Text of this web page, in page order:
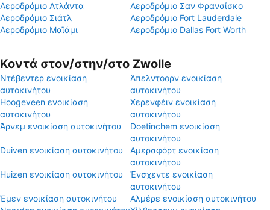
Αεροδρόμιο Ατλάντα
Αεροδρόμιο Σαν Φρανσίσκο
Αεροδρόμιο Σιάτλ
Αεροδρόμιο Fort Lauderdale
Αεροδρόμιο Μαϊάμι
Αεροδρόμιο Dallas Fort Worth
Κοντά στον/στην/στο Zwolle
Ντέβεντερ ενοικίαση
αυτοκινήτου
Άπελντοορν ενοικίαση
αυτοκινήτου
Hoogeveen ενοικίαση
αυτοκινήτου
Χερενφέιν ενοικίαση
αυτοκινήτου
Άρνεμ ενοικίαση αυτοκινήτου
Doetinchem ενοικίαση
αυτοκινήτου
Duiven ενοικίαση αυτοκινήτου
Αμερσφόρτ ενοικίαση
αυτοκινήτου
Huizen ενοικίαση αυτοκινήτου
Ένσχεντε ενοικίαση
αυτοκινήτου
Έμεν ενοικίαση αυτοκινήτου
Αλμέρε ενοικίαση αυτοκινήτου